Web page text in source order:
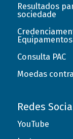
Resultados
sociedade
Equipamentos
Consulta PAC
Moedas
Redes
YouTube